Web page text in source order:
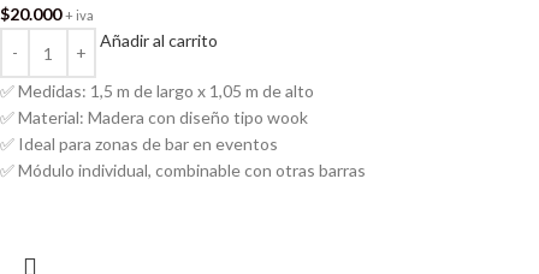
$20.000 + iva
Añadir al carrito
✅ Medidas: 1,5 m de largo x 1,05 m de alto
✅ Material: Madera con diseño tipo wook
✅ Ideal para zonas de bar en eventos
✅ Módulo individual, combinable con otras barras